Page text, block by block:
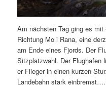
Am nächsten Tag ging es
Richtung Mo i Rana, eine
am Ende eines Fjords. Der
Sitzplatzwahl. Der Flughafen
er Flieger in einen kurzen
Landebahn stark